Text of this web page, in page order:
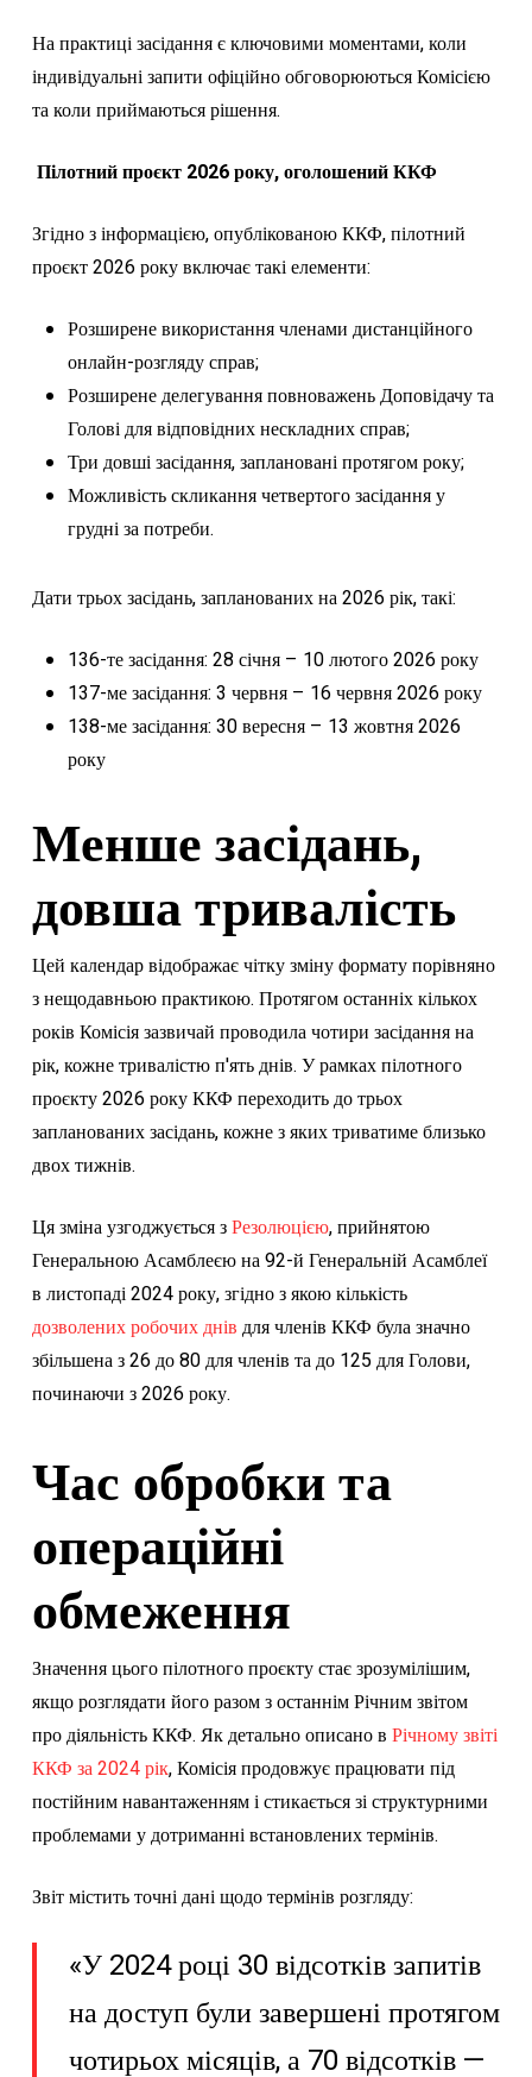
На практиці засідання є ключовими моментами, коли
індивідуальні запити офіційно обговорюються Комісією
та коли приймаються рішення.
Пілотний проєкт 2026 року, оголошений ККФ
Згідно з інформацією, опублікованою ККФ, пілотний
проєкт 2026 року включає такі елементи:
Розширене використання членами дистанційного
онлайн-розгляду справ;
Розширене делегування повноважень Доповідачу та
Голові для відповідних нескладних справ;
Три довші засідання, заплановані протягом року;
Можливість скликання четвертого засідання у
грудні за потреби.
Дати трьох засідань, запланованих на 2026 рік, такі:
136-те засідання: 28 січня – 10 лютого 2026 року
137-ме засідання: 3 червня – 16 червня 2026 року
138-ме засідання: 30 вересня – 13 жовтня 2026
року
Менше засідань,
довша тривалість
Цей календар відображає чітку зміну формату порівняно
з нещодавньою практикою. Протягом останніх кількох
років Комісія зазвичай проводила чотири засідання на
рік, кожне тривалістю п'ять днів. У рамках пілотного
проєкту 2026 року ККФ переходить до трьох
запланованих засідань, кожне з яких триватиме близько
двох тижнів.
Ця зміна узгоджується зРезолюцією, прийнятою
Генеральною Асамблеєю на 92-й Генеральній Асамблеї
в листопаді 2024 року, згідно з якою кількість
дозволених робочих днів для членів ККФ була значно
збільшена з 26 до 80 для членів та до 125 для Голови,
починаючи з 2026 року.
Час обробки та
операційні
обмеження
Значення цього пілотного проєкту стає зрозумілішим,
якщо розглядати його разом з останнім Річним звітом
про діяльність ККФ. Як детально описано в Річному звіті
ККФ за 2024 рік, Комісія продовжує працювати під
постійним навантаженням і стикається зі структурними
проблемами у дотриманні встановлених термінів.
Звіт містить точні дані щодо термінів розгляду:
«У 2024 році 30 відсотків запитів
на доступ були завершені протягом
чотирьох місяців, а 70 відсотків —